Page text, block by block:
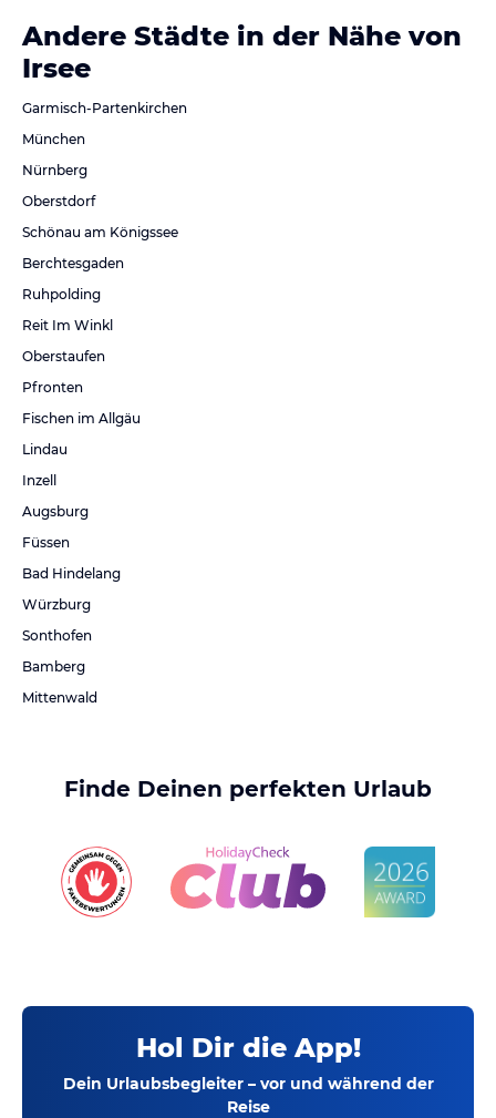
Andere Städte in der Nähe von
Irsee
Garmisch-Partenkirchen
München
Nürnberg
Oberstdorf
Schönau am Königssee
Berchtesgaden
Ruhpolding
Reit Im Winkl
Oberstaufen
Pfronten
Fischen im Allgäu
Lindau
Inzell
Augsburg
Füssen
Bad Hindelang
Würzburg
Sonthofen
Bamberg
Mittenwald
Finde Deinen perfekten Urlaub
Hol Dir die App!
Dein Urlaubsbegleiter – vor und während der
Reise